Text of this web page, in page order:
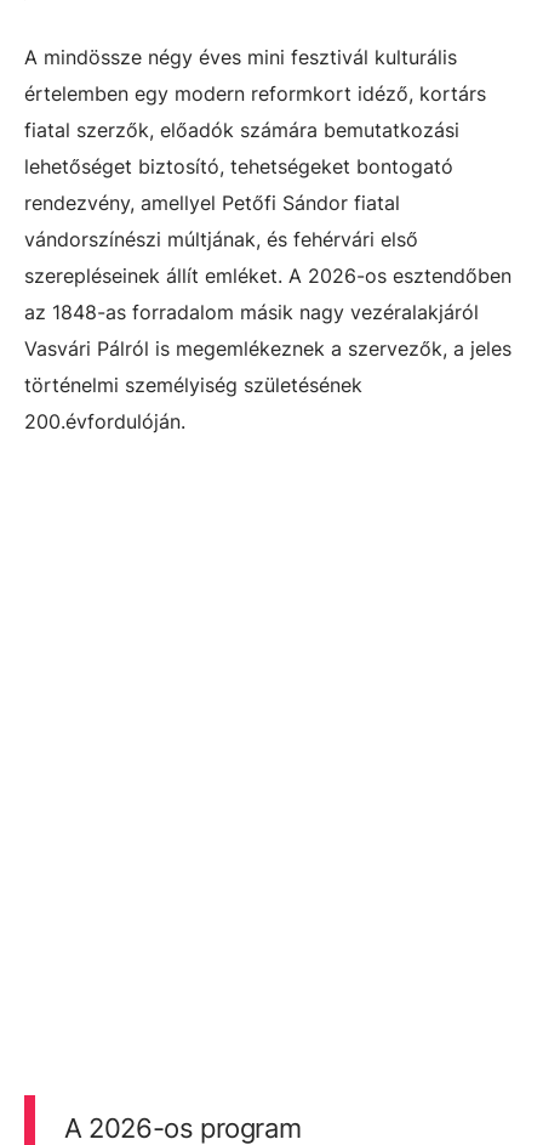
A mindössze négy éves mini fesztivál kulturális
értelemben egy modern reformkort idéző, kortárs
fiatal szerzők, előadók számára bemutatkozási
lehetőséget biztosító, tehetségeket bontogató
rendezvény, amellyel Petőfi Sándor fiatal
vándorszínészi múltjának, és fehérvári első
szerepléseinek állít emléket. A 2026-os esztendőben
az 1848-as forradalom másik nagy vezéralakjáról
Vasvári Pálról is megemlékeznek a szervezők, a jeles
történelmi személyiség születésének
200.évfordulóján.
A 2026-os program